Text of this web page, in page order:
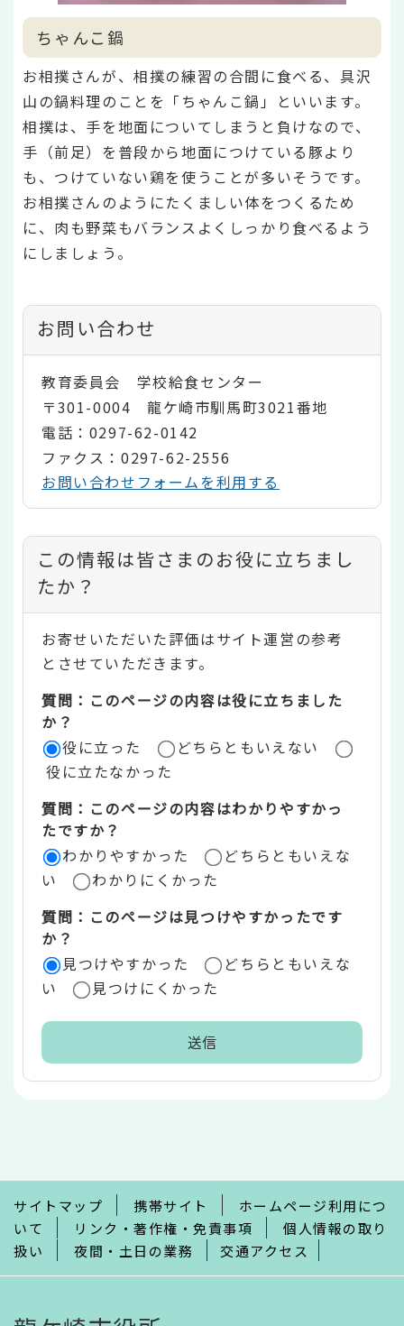
ちゃんこ鍋
お相撲さんが、相撲の練習の合間に食べる、具沢
山の鍋料理のことを「ちゃんこ鍋」といいます。
相撲は、手を地面についてしまうと負けなので、
手（前足）を普段から地面につけている豚より
も、つけていない鶏を使うことが多いそうです。
お相撲さんのようにたくましい体をつくるため
に、肉も野菜もバランスよくしっかり食べるよう
にしましょう。
お問い合わせ
教育委員会 学校給食センター
〒301-0004 龍ケ崎市馴馬町3021番地
電話：0297-62-0142
ファクス：0297-62-2556
お問い合わせフォームを利用する
コ
ン
テ
ン
ツ
評
価
リ
ア
この情報は皆さまのお役に立ちまし
たか？
お寄せいただいた評価はサイト運営の参考
とさせていただきます。
質問：このページの内容は役に立ちました
か？
役に立った
どちらともいえない
役に立たなかった
質問：このページの内容はわかりやすかっ
たですか？
わかりやすかった
どちらともいえな
い
わかりにくかった
質問：このページは見つけやすかったです
か？
見つけやすかった
どちらともいえな
い
見つけにくかった
で
サイトマップ 携帯サイト
ホームページ利用につ
いて
リンク・著作権・免責事項
個人情報の取り
扱い
夜間・土日の業務 交通アクセス